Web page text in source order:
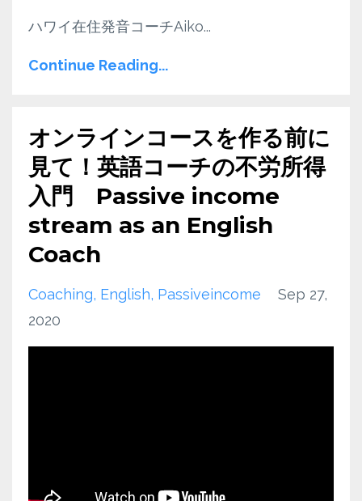
ハワイ在住発音コーチAiko...
Continue Reading...
オンラインコースを作る前に
見て！英語コーチの不労所得
入門 Passive income
stream as an English
Coach
Coaching English Passiveincome
Sep 27,
2020